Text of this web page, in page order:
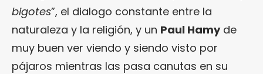
bigotes”, el dialogo constante entre la
naturaleza y la religión, y un Paul Hamyde
muy buen ver viendo y siendo visto por
pájaros mientras las pasa canutas en su